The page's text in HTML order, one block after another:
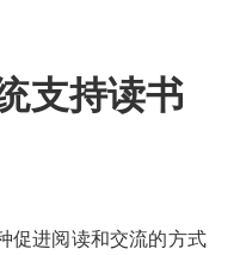
支持读书
促进阅读和交流的方式